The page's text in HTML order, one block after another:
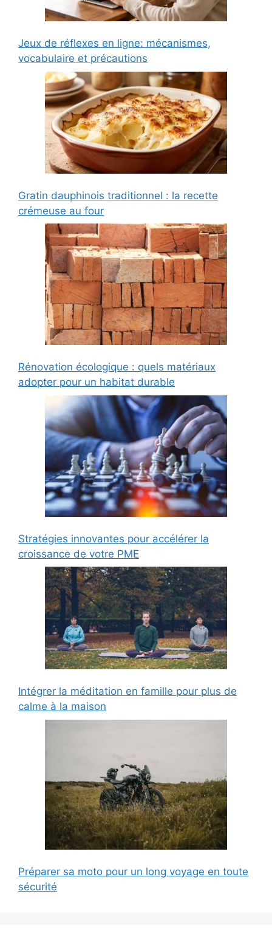
Jeux de réflexes en ligne: mécanismes,
vocabulaire et précautions
Gratin dauphinois traditionnel : la recette
crémeuse au four
Rénovation écologique : quels matériaux
adopter pour un habitat durable
Stratégies innovantes pour accélérer la
croissance de votre PME
Intégrer la méditation en famille pour plus de
calme à la maison
Préparer sa moto pour un long voyage en toute
sécurité